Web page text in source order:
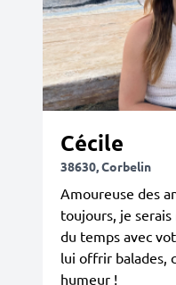
Cécile
38630, Corbelin
Amoureuse des
toujours, je serais
du temps avec
lui offrir balades,
humeur !